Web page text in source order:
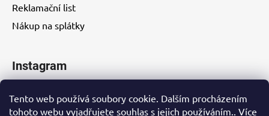
Tento web používá soubory cookie. Dalším procházením
tohoto webu vyjadřujete souhlas s jejich používáním.. Více
Reklamační list
Nákup na splátky
Instagram